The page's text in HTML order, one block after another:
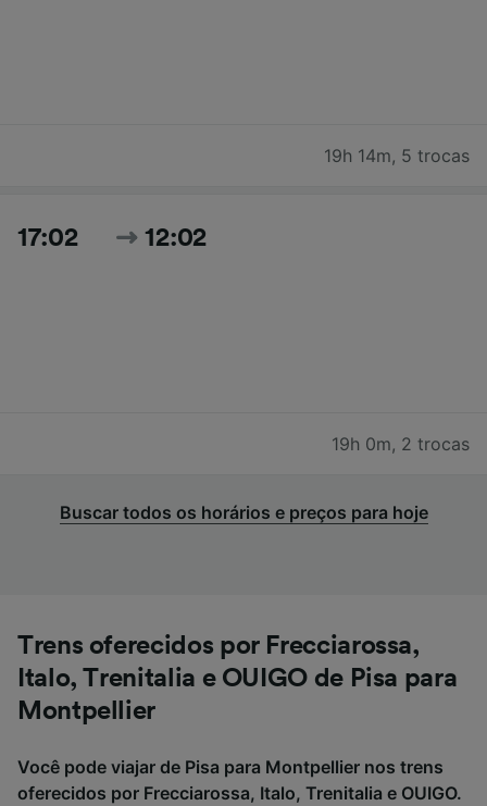
19h 14m, 5 trocas
17:02 12:02
19h 0m, 2 trocas
Buscar todos os horários e preços para hoje
Trens oferecidos por Frecciarossa,
Italo, Trenitalia e OUIGO de Pisa para
Montpellier
Você pode viajar de Pisa para Montpellier nos trens
oferecidos por Frecciarossa, Italo, Trenitalia e OUIGO.